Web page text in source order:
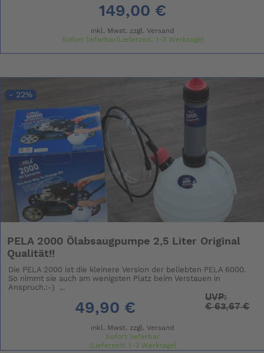
149,00 €
inkl. Mwst. zzgl. Versand
Sofort lieferbar(Lieferzeit: 1-3 Werktage)
- 22%
PELA 2000 Ölabsaugpumpe 2,5 Liter Original
Qualität!!
Die PELA 2000 ist die kleinere Version der beliebten PELA 6000.
So nimmt sie auch am wenigsten Platz beim Verstauen in
Anspruch.:-) ...
49,90 €
UVP:
€63,67 €
inkl. Mwst. zzgl. Versand
Sofort lieferbar
(Lieferzeit: 1-3 Werktage)